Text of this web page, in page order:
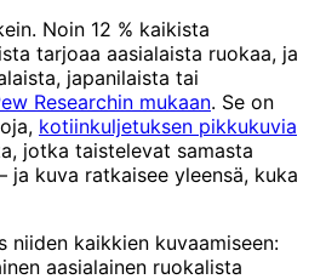
Noin 12 % kaikista
tarjoaa aasialaista ruokaa, ja
japanilaista tai
Researchin mukaan. Se on
kotiinkuljetuksen pikkukuvia
jotka taistelevat samasta
ja kuva ratkaisee yleensä, kuka
niiden kaikkien kuvaamiseen:
aasialainen ruokalista